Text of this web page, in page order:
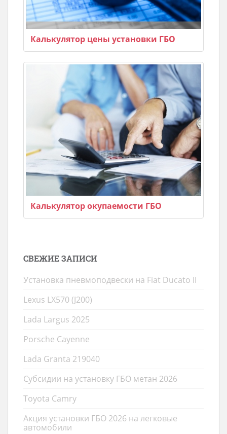
Калькулятор цены установки ГБО
Калькулятор окупаемости ГБО
СВЕЖИЕ ЗАПИСИ
Установка пневмоподвески на Fiat Ducato II
Lexus LX570 (J200)
Lada Largus 2025
Porsche Cayenne
Lada Granta 219040
Субсидии на установку ГБО метан 2026
Toyota Camry
Акция установки ГБО 2026 на легковые
автомобили